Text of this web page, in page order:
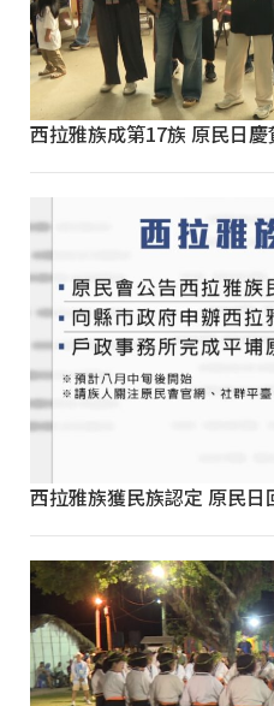
西拉雅族成第17族 原民日
西拉雅族獲民族認定 原民日